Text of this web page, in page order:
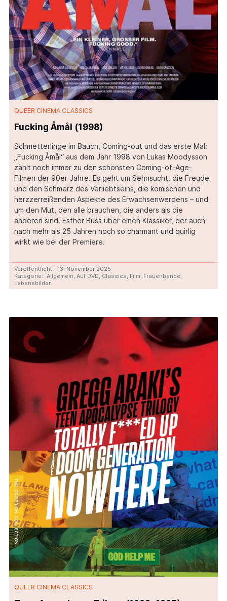
QUEER CINEMA CLASSICS
Fucking Åmål (1998)
Schmetterlinge im Bauch, Coming-out und das erste Mal:
„Fucking Åmål“ aus dem Jahr 1998 von Lukas Moodysson
zählt noch immer zu den schönsten Coming-of-Age-
Filmen der 90er Jahre. Es geht um Sehnsucht, die Freude
und den Schmerz des Verliebtseins, die komischen und
herzzerreißenden Aspekte des Erwachsenwerdens – und
um den Mut, den alle brauchen, die anders als die
anderen sind. Esther Buss über einen Klassiker, der auch
nach mehr als 25 Jahren noch so charmant und quirlig
wirkt wie bei der Premiere.
Veröffentlicht:
13. November 2025
Kategorie: Allgemein, Auf DVD, Classics, Film, Frauenbande,
Lebensbilder
QUEER CINEMA CLASSICS